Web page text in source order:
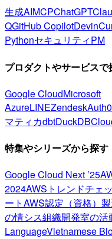
生成AIMCPChatGPT
QGitHub CopilotDevin
PythonセキュリティPM
プロダクトやサービスで
Google CloudMicrosoft
AzureLINEZendeskAuth0
マティカdbtDuckDB
特集やシリーズから探す
Google Cloud Next ’25
2024AWSトレンドチェ
ートAWS認定（資格）
の情シス組織開発室の活
LanguageVietnamese